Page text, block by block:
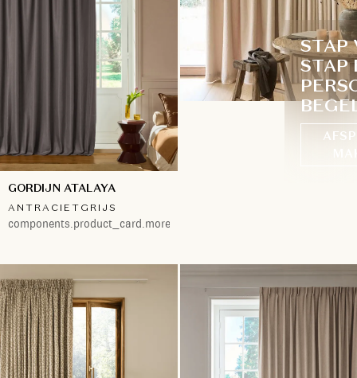
GORDIJN ATALAYA
ANTRACIETGRIJS
components.product_card.more.both
STAP
STAP